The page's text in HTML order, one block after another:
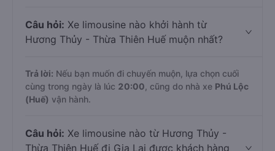
Câu hỏi: Xe limousine nào khởi hành từ
Hương Thủy - Thừa Thiên Huế muộn nhất?
Trả lời: Nếu bạn muốn đi chuyến muộn, lựa chọn cuối
cùng trong ngày là lúc 20:00 , cũng do nhà xe Phú Lộc
(Huế) vận hành.
Câu hỏi: Xe limousine nào từ Hương Thủy -
Thừa Thiên Huế đi Gia Lai được khách hàng